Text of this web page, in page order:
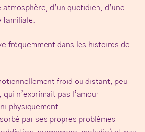
atmosphère, d’un quotidien, d’une
familiale.
fréquemment dans les histoires de
froid ou distant , peu
n’exprimait pas l’amour
physiquement
par ses propres problèmes